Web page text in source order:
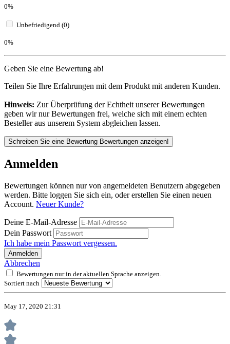
0%
Unbefriedigend (0)
0%
Geben Sie eine Bewertung ab!
Teilen Sie Ihre Erfahrungen mit dem Produkt mit anderen Kunden.
Hinweis: Zur Überprüfung der Echtheit unserer Bewertungen
geben wir nur Bewertungen frei, welche sich mit einem echten
Besteller aus unserem System abgleichen lassen.
Schreiben Sie eine Bewertung Bewertungen anzeigen!
Anmelden
Bewertungen können nur von angemeldeten Benutzern abgegeben
werden. Bitte loggen Sie sich ein, oder erstellen Sie einen neuen
Account. Neuer Kunde?
Deine E-Mail-Adresse
Dein Passwort
Ich habe mein Passwort vergessen.
Anmelden
Abbrechen
Bewertungen nur in der aktuellen Sprache anzeigen.
Sortiert nach
May 17, 2020 21:31